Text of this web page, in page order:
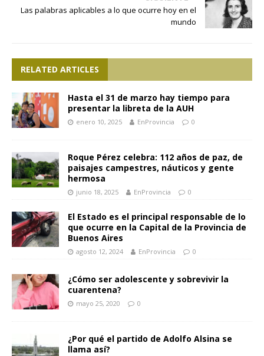
Las palabras aplicables a lo que ocurre hoy en el
mundo
RELATED ARTICLES
Hasta el 31 de marzo hay tiempo para
presentar la libreta de la AUH
enero 10, 2025 EnProvincia 0
Roque Pérez celebra: 112 años de paz, de
paisajes campestres, náuticos y gente
hermosa
junio 18, 2025 EnProvincia 0
El Estado es el principal responsable de lo
que ocurre en la Capital de la Provincia de
Buenos Aires
agosto 12, 2024 EnProvincia 0
¿Cómo ser adolescente y sobrevivir la
cuarentena?
mayo 25, 2020 0
¿Por qué el partido de Adolfo Alsina se
llama así?